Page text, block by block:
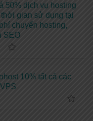
50% dịch vụ hosting
gian sử dụng tại
chuyển hosting,
SEO
10% tất cả các